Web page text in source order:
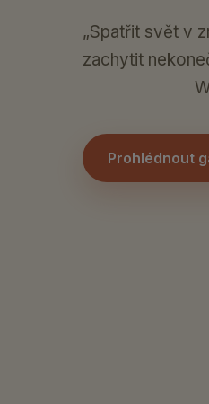
„Spatřit svět v
zachytit
William
Prohlédnout